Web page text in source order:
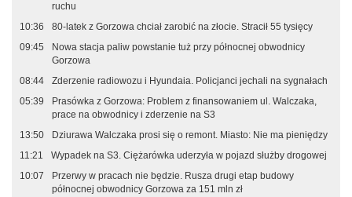
ruchu
10:36
80-latek z Gorzowa chciał zarobić na złocie. Stracił 55 tysięcy
09:45
Nowa stacja paliw powstanie tuż przy północnej obwodnicy
Gorzowa
08:44
Zderzenie radiowozu i Hyundaia. Policjanci jechali na sygnałach
05:39
Prasówka z Gorzowa: Problem z finansowaniem ul. Walczaka,
prace na obwodnicy i zderzenie na S3
13:50
Dziurawa Walczaka prosi się o remont. Miasto: Nie ma pieniędzy
11:21
Wypadek na S3. Ciężarówka uderzyła w pojazd służby drogowej
10:07
Przerwy w pracach nie będzie. Rusza drugi etap budowy
północnej obwodnicy Gorzowa za 151 mln zł